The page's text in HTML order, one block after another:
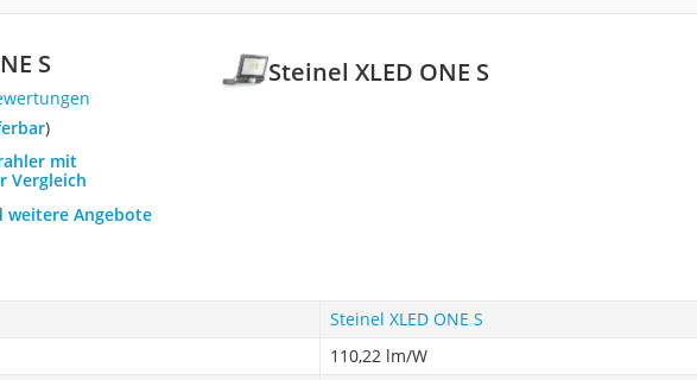
Steinel XLED ONE S
S
)
mit
Vergleich
weitere Angebote
Steinel XLED ONE S
110,22 lm/W